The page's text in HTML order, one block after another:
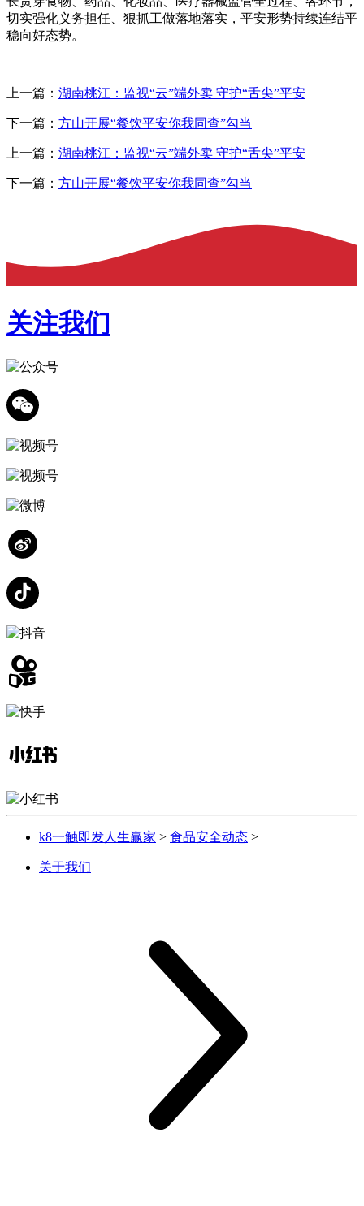
切实强化义务担任、狠抓工做落地落实，平安形势持续连结平
稳向好态势。
上一篇： 湖南桃江：监视“云”端外卖 守护“舌尖”平安
下一篇： 方山开展“餐饮平安你我同查”勾当
上一篇： 湖南桃江：监视“云”端外卖 守护“舌尖”平安
下一篇： 方山开展“餐饮平安你我同查”勾当
关注我们
k8一触即发人生赢家 > 食品安全动态 >
关于我们